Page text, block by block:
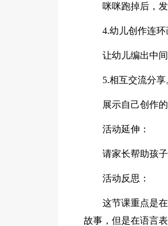
咪咪跑掉后，
4.幼儿创作连环
让幼儿编出中
5.相互交流分享
展示自己创作
活动延伸：
请家长帮助孩
活动反思：
这节课重点是
故事，但是在语言